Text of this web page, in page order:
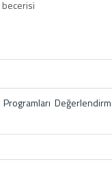
becerisi